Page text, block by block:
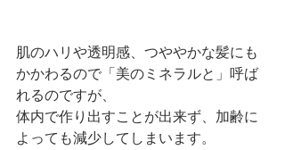
肌のハリや透明感、つややかな髪にも
かかわるので「美のミネラルと」呼ば
れるのですが、
体内で作り出すことが出来ず、加齢に
よっても減少してしまいます。